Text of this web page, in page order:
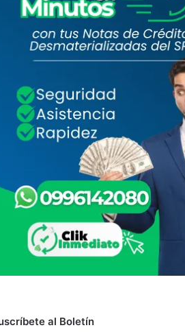
al Boletín